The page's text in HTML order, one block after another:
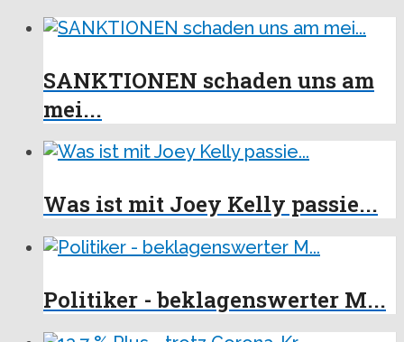
SANKTIONEN schaden uns am
mei...
Was ist mit Joey Kelly passie...
Politiker - beklagenswerter M...